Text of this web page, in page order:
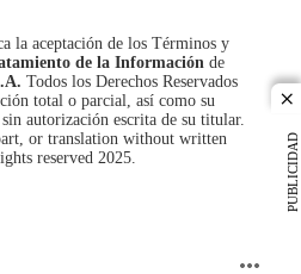
PUBLICIDAD
la aceptación de los Términos y
de la Información de
Todos los Derechos Reservados
total o parcial, así como su
autorización escrita de su titular.
or translation without written
reserved 2025.